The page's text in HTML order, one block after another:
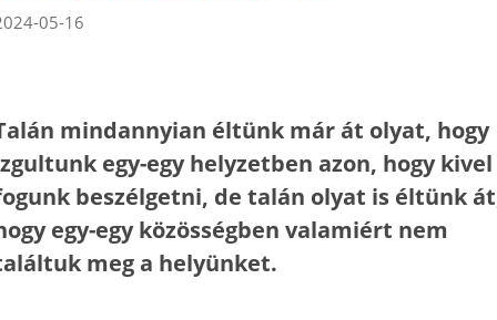
05-16
mindannyian éltünk már át olyat, hogy
egy-egy helyzetben azon, hogy kivel
beszélgetni, de talán olyat is éltünk
egy-egy közösségben valamiért nem
meg a helyünket.